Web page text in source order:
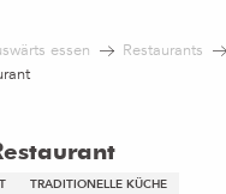
essen
Restaurants
TRADITIONELLE KÜCHE